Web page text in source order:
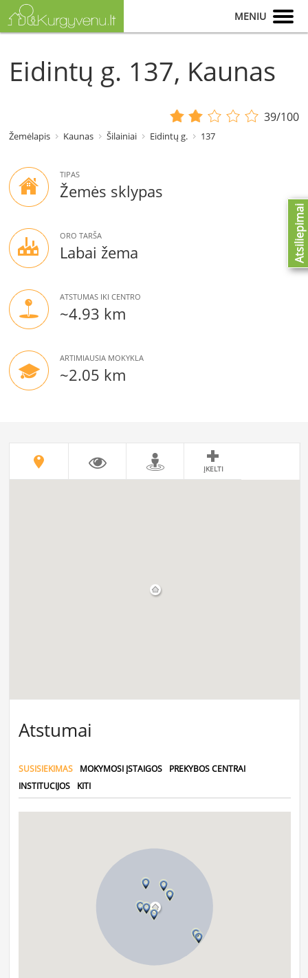
MENIU
Eidintų g. 137, Kaunas
39/100
Žemėlapis Kaunas Šilainiai Eidintų g. 137
TIPAS
Žemės sklypas
ORO TARŠA
Labai žema
ATSTUMAS IKI CENTRO
~4.93 km
ARTIMIAUSIA MOKYKLA
~2.05 km
ĮKELTI
Atstumai
SUSISIEKIMAS MOKYMOSI ĮSTAIGOS
PREKYBOS CENTRAI
INSTITUCIJOS
KITI
Atsiliepimai